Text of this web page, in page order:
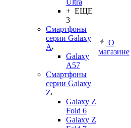
Ultra
+ ЕЩЕ
3
Смартфоны
серии Galaxy
A
Galaxy
A57
Смартфоны
серии Galaxy
Z
Galaxy Z
Fold 6
Galaxy Z
О
магазине